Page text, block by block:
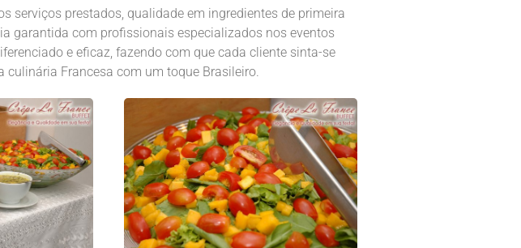
serviços prestados, qualidade em ingredientes de primeira
garantida com profissionais especializados nos eventos
e eficaz, fazendo com que cada cliente sinta-se
culinária Francesa com um toque Brasileiro.